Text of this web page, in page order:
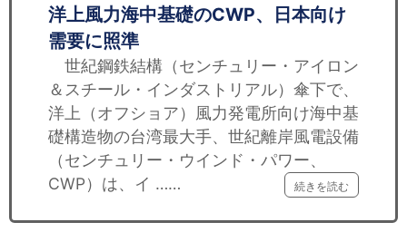
洋上風力海中基礎のCWP、日本向け
需要に照準
世紀鋼鉄結構（センチュリー・アイロン
＆スチール・インダストリアル）傘下で、
洋上（オフショア）風力発電所向け海中基
礎構造物の台湾最大手、世紀離岸風電設備
（センチュリー・ウインド・パワー、
CWP）は、イ ……
続きを読む